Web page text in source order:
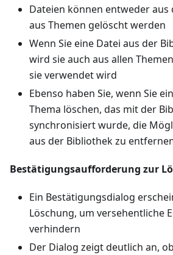
Dateien können entweder
aus Themen gelöscht werden
Wenn Sie eine Datei aus der
wird sie auch aus allen
sie verwendet wird
Ebenso haben Sie, wenn Sie
Thema löschen, das mit der
synchronisiert wurde, die
aus der Bibliothek zu
Bestätigungsaufforderung zur
Ein Bestätigungsdialog
Löschung, um versehentliche
verhindern
Der Dialog zeigt deutlich an,